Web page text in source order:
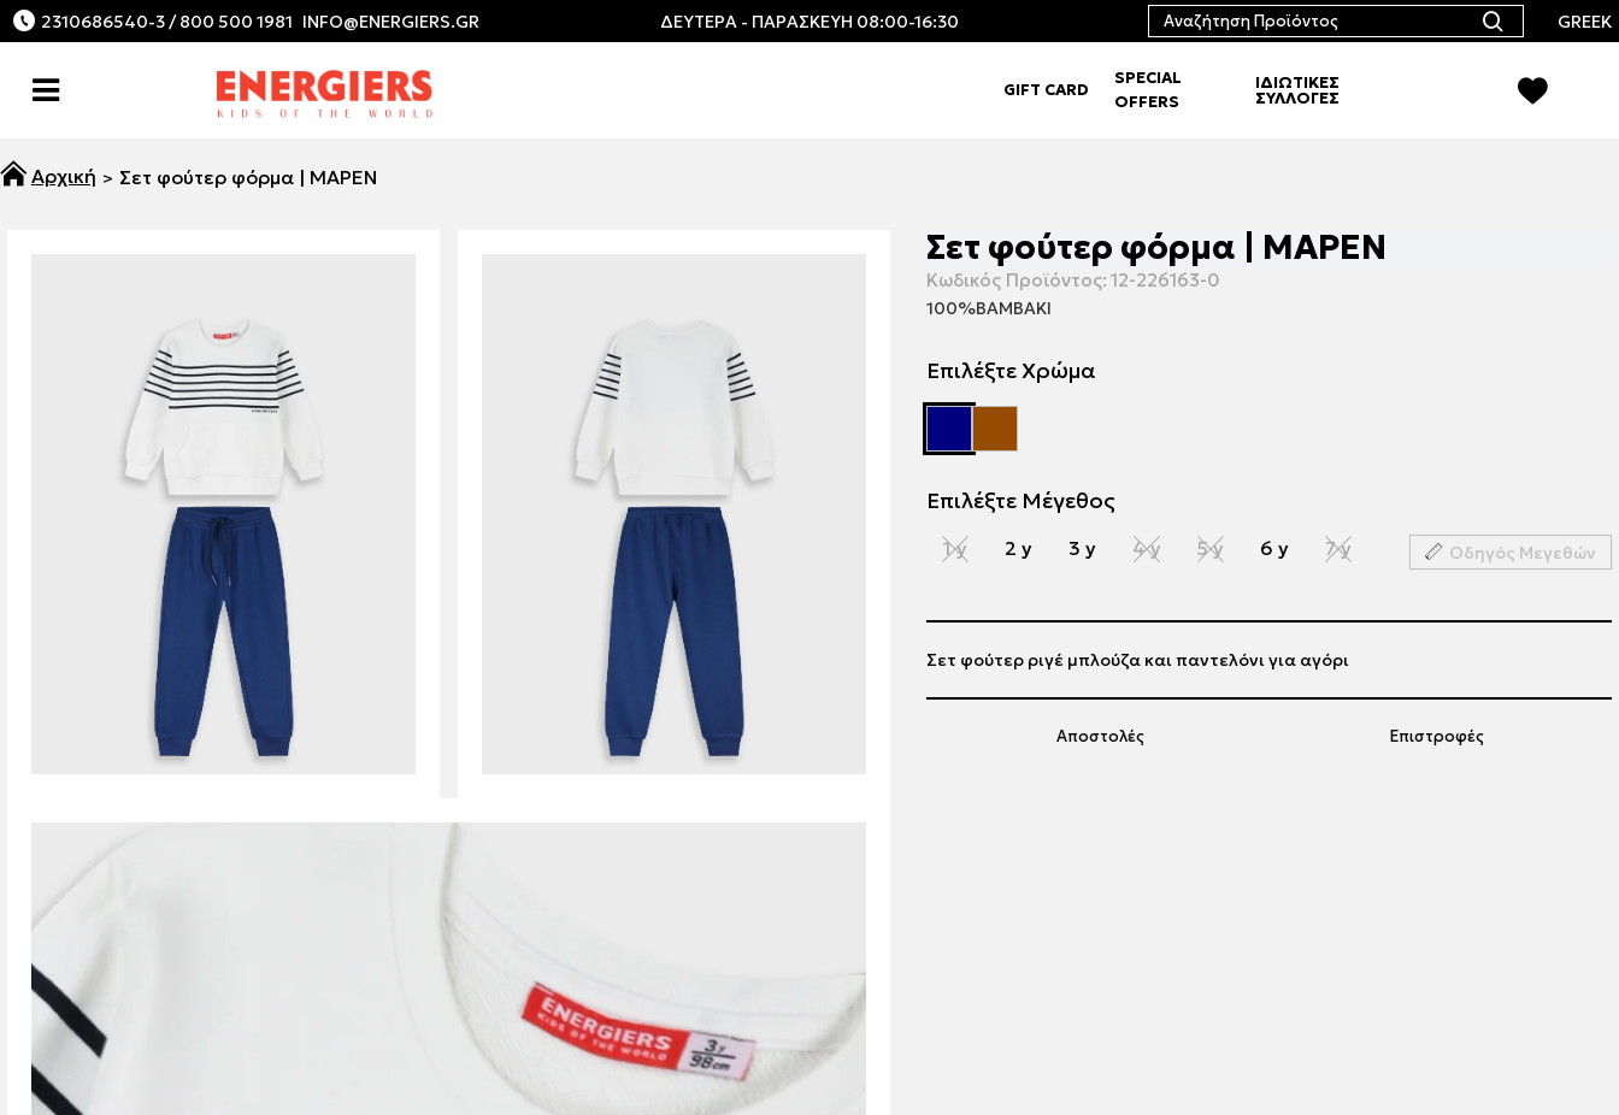
2310686540-3 / 800 500 1981 ΔΕΥΤΕΡΑ - ΠΑΡΑΣΚΕΥΗ 08:00-16:30 GREEK
GIFT CARD
SPECIAL
OFFERS
ΙΔΙΩΤΙΚΕΣ
ΣΥΛΛΟΓΕΣ
Σετ φούτερ φόρμα | ΜΑΡΕΝ
Σετ φούτερ φόρμα | ΜΑΡΕΝ
Κωδικός Προϊόντος: 12-226163-0
100%ΒΑΜΒΑΚΙ
Επιλέξτε Χρώμα
Επιλέξτε Μέγεθος
1 y 2 y 3 y 4 y 5 y 6 y 7 y Οδηγός Μεγεθών
Αποστολές Επιστροφές
Σετ φούτερ ριγέ μπλούζα και παντελόνι για αγόρι